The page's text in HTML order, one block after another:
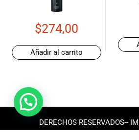
$274,00
Añadir al carrito
DERECHOS RESERVADOS--